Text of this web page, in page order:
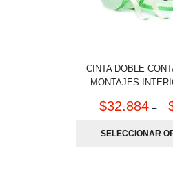
CINTA DOBLE
MONTAJES
$32.884 –
SELECCIONAR